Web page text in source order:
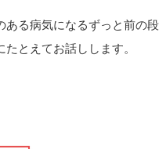
る病気になるずっと前の
とえてお話しします。